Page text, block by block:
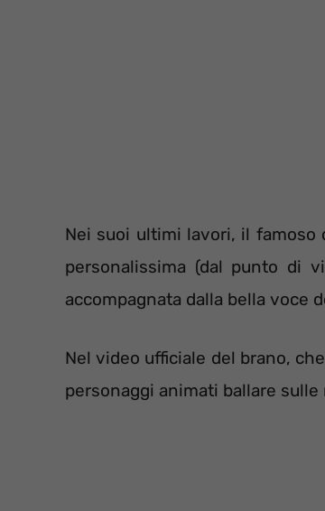
Nei suoi ultimi lavori, il famoso
personalissima (dal punto di
accompagnata dalla bella voce
Nel video ufficiale del brano,
personaggi animati ballare sulle